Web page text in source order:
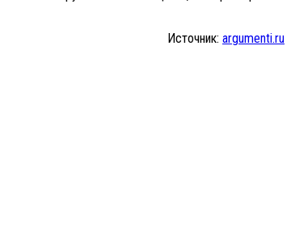
Источник: argumenti.ru